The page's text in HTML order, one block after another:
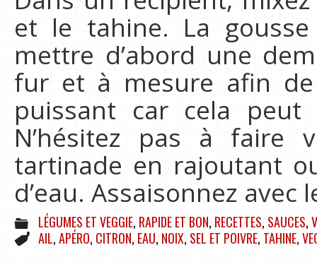
et le tahine. La
mettre d’abord une
fur et à mesure afin de
puissant car cela peut
N’hésitez pas à faire
tartinade en rajoutant
d’eau. Assaisonnez avec
LÉGUMES ET VEGGIE, RAPIDE ET BON, RECETTES, SAUCES,
AIL,APÉRO, CITRON, EAU, NOIX, SEL ET POIVRE, TAHINE,